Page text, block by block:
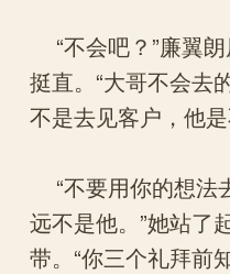
“不会吧？”廉翼
挺直。“大哥不会去
不是去见客户，他
“不要用你的想法
远不是他。”她站了
带。“你三个礼拜前